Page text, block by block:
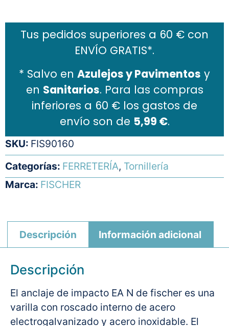
Tus pedidos superiores a 60 € con
ENVÍO GRATIS*.
* Salvo en Azulejos y Pavimentos y
en Sanitarios. Para las compras
inferiores a 60 € los gastos de
envío son de 5,99 €.
SKU: FIS90160
Categorías: FERRETERÍA, Tornillería
Marca: FISCHER
Descripción Información adicional
Descripción
El anclaje de impacto EA N de fischer es una
varilla con roscado interno de acero
electrogalvanizado y acero inoxidable. El